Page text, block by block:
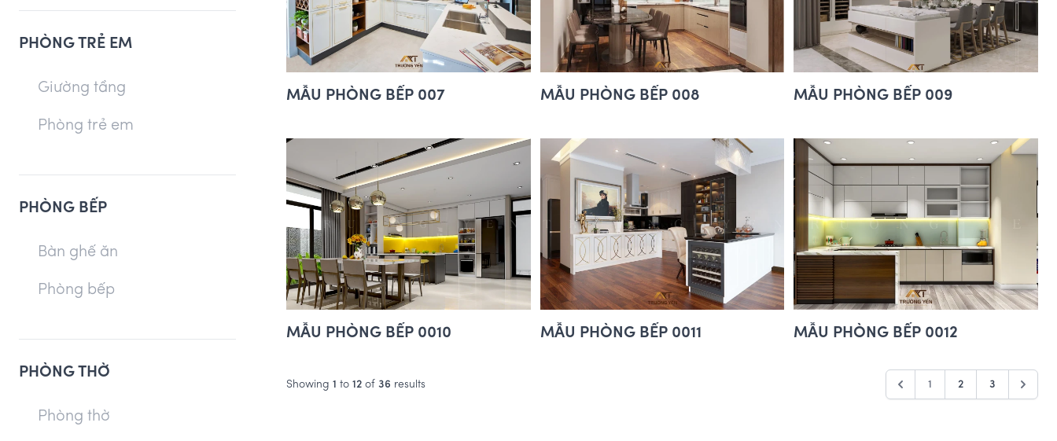
PHÒNG TRẺ EM
Giường tầng
Phòng trẻ em
PHÒNG BẾP
Bàn ghế ăn
Phòng bếp
PHÒNG THỜ
Phòng thờ
MẪU PHÒNG BẾP 007 MẪU PHÒNG BẾP 008 MẪU PHÒNG BẾP 009
MẪU PHÒNG BẾP 0010 MẪU PHÒNG BẾP 0011 MẪU PHÒNG BẾP 0012
Showing 1 to 12of 36 results 1 2 3